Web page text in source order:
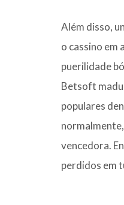
Além disso,
o cassino
puerilidade
Betsoft
populares
vencedora.
perdidos em